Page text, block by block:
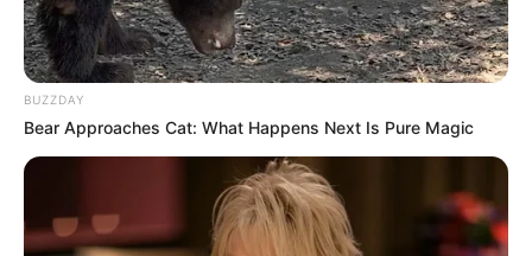
BUZZDAY
Bear Approaches Cat: What Happens Next Is Pure Magic